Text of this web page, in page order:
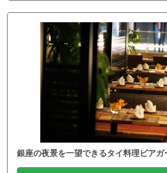
銀座の夜景を一望できるタイ料理ビア